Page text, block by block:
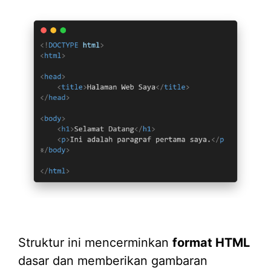
Struktur ini mencerminkan format HTML
dasar dan memberikan gambaran